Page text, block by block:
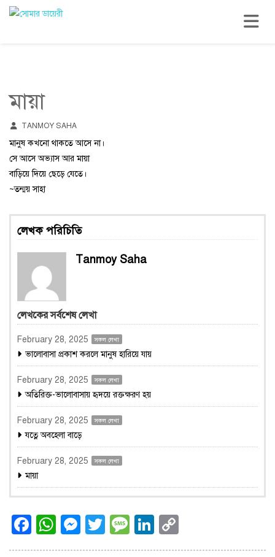
Toggle
মায়া
TANMOY SAHA
মানুষ কখনো থাকতে আসে না।
সে আসে অভ্যাস আর মায়া
বাড়িয়ে দিয়ে ছেড়ে যেতে।
~তন্ময় সাহা
লেখক পরিচিতি
Tanmoy Saha
লেখকের সর্বশেষ লেখা
February 28, 2025 সকল লেখা
ভালোবাসা প্রকাশ করলে মানুষ হারিয়ে যায়
February 28, 2025 সকল লেখা
অতিরিক্ত-ভালোবাসায় হৃদয়ে রক্তক্ষরণ হয়
February 28, 2025 সকল লেখা
যত্নে অবহেলা বাড়ে
February 28, 2025 সকল লেখা
মায়া
Facebook
WhatsApp
Messenger
Twitter
Message
LinkedIn
Link